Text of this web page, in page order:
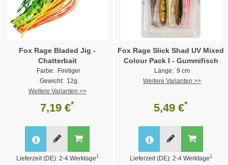
Fox Rage Bladed Jig -
Chatterbait
Farbe: Firetiger
Gewicht: 12g
Weitere Varianten >>
7,19 €*
Lieferzeit (DE): 2-4 Werktage1
Fox Rage Slick Shad UV Mixed
Colour Pack I - Gummifisch
Länge: 9 cm
Weitere Varianten >>
5,49 €*
Lieferzeit (DE): 2-4 Werktage1